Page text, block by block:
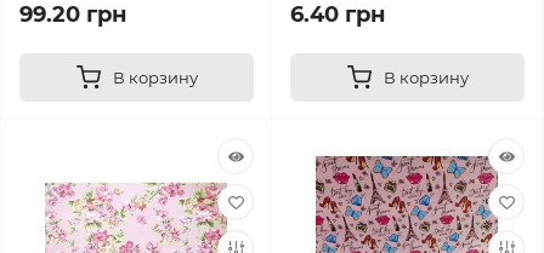
99.20 грн
В корзину
6.40 грн
В корзину